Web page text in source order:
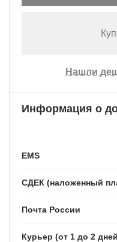
Нашли
Информация о
EMS
СДЕК (наложенный
Почта России
Курьер (от 1 до 2